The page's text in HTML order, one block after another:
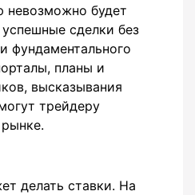
невозможно будет
сделки без
фундаментального
планы и
высказывания
трейдеру
делать ставки. На